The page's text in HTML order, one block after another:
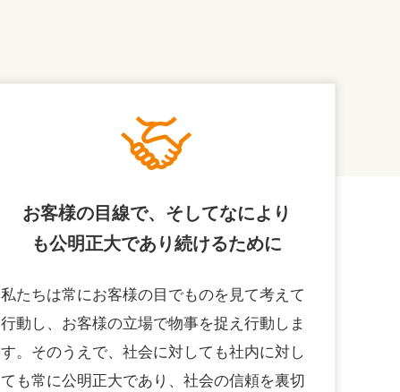
お客様の目線で、そしてなにより
も公明正大であり続けるために
私たちは常にお客様の目でものを見て考えて
行動し、お客様の立場で物事を捉え行動しま
す。そのうえで、社会に対しても社内に対し
ても常に公明正大であり、社会の信頼を裏切